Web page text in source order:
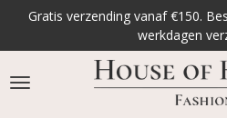
naar
de
hoofdinhoud
Gratis verzending vanaf €150.
werkdagen